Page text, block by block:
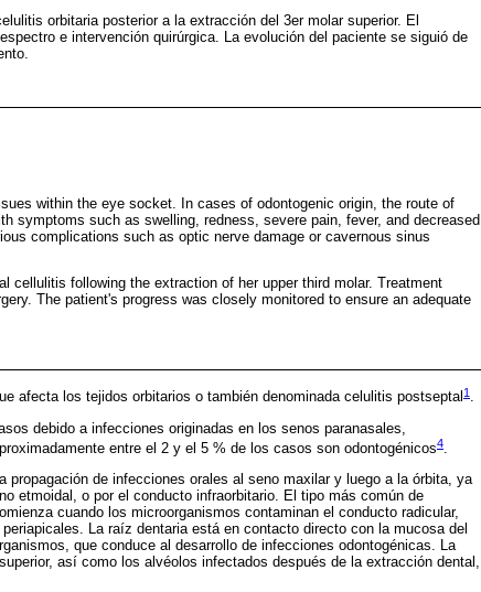
orbitaria posterior a la extracción del 3er molar superior. El
e intervención quirúrgica. La evolución del paciente se siguió de
within the eye socket. In cases of odontogenic origin, the route of
symptoms such as swelling, redness, severe pain, fever, and decreased
complications such as optic nerve damage or cavernous sinus
following the extraction of her upper third molar. Treatment
The patient's progress was closely monitored to ensure an adequate
afecta los tejidos orbitarios o también denominada celulitis postseptal 1 .
debido a infecciones originadas en los senos paranasales,
entre el 2 y el 5 % de los casos son odontogénicos4.
de infecciones orales al seno maxilar y luego a la órbita, ya
etmoidal, o por el conducto infraorbitario. El tipo más común de
cuando los microorganismos contaminan el conducto radicular,
La raíz dentaria está en contacto directo con la mucosa del
que conduce al desarrollo de infecciones odontogénicas. La
así como los alvéolos infectados después de la extracción dental,